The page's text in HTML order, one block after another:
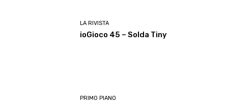
LA RIVISTA
ioGioco 45 – Solda Tiny
PRIMO PIANO